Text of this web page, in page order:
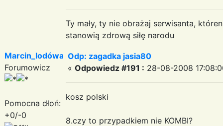
Ty mały, ty nie obrażaj serwisanta,
stanowią zdrową siłę narodu
Marcin_lodówa
Forumowicz
Pomocna dłoń:
+0/-0
Odp: zagadka jasia80
« Odpowiedz #191 : 28-08-2008
kosz polski
8.czy to przypadkiem nie KOMBI?